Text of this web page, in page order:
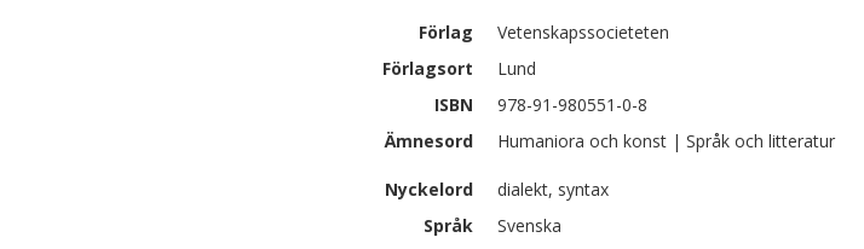
Förlag
Vetenskapssocieteten
Förlagsort
Lund
ISBN
978-91-980551-0-8
Ämnesord
Humaniora och konst | Språk och litteratur
Nyckelord
dialekt, syntax
Språk
Svenska